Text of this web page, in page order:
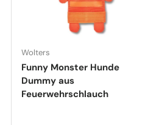
Wolters
Funny Monster Hunde
Dummy aus
Feuerwehrschlauch